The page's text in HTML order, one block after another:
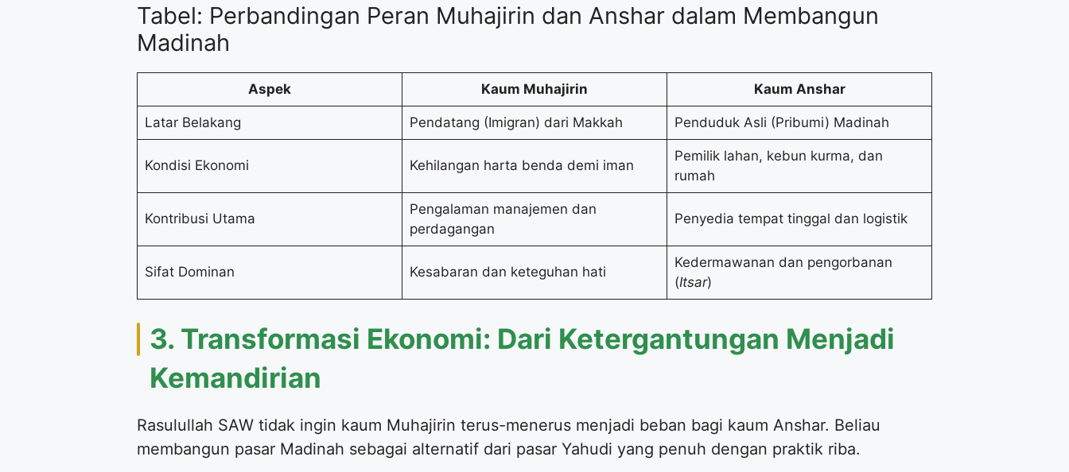
Tabel: Perbandingan Peran Muhajirin dan Anshar dalam Membangun
Madinah
Aspek Kaum Muhajirin Kaum Anshar
Latar Belakang Pendatang (Imigran) dari Makkah Penduduk Asli (Pribumi) Madinah
Kondisi Ekonomi Kehilangan harta benda demi iman
Pemilik lahan, kebun kurma, dan
rumah
Kontribusi Utama
Pengalaman manajemen dan
perdagangan
Penyedia tempat tinggal dan logistik
Sifat Dominan Kesabaran dan keteguhan hati
Kedermawanan dan pengorbanan
(Itsar)
3. Transformasi Ekonomi: Dari Ketergantungan Menjadi
Kemandirian
Rasulullah SAW tidak ingin kaum Muhajirin terus-menerus menjadi beban bagi kaum Anshar. Beliau
membangun pasar Madinah sebagai alternatif dari pasar Yahudi yang penuh dengan praktik riba.